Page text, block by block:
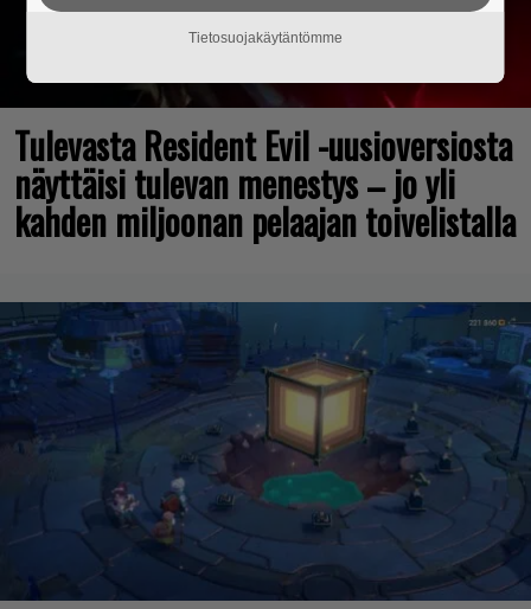
Tulevasta Resident Evil -uusioversiosta
näyttäisi tulevan menestys – jo yli
kahden miljoonan pelaajan toivelistalla
Tietosuojakäytäntömme